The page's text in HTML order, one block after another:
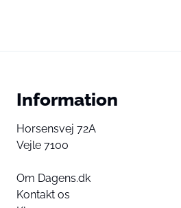
Information
Horsensvej 72A
Vejle 7100
Om Dagens.dk
Kontakt os